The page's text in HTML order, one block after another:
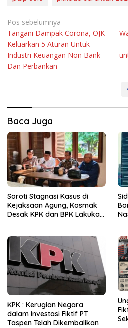
Navigasi
pos
Pos sebelumnya
Tangani Dampak Corona, OJK
Keluarkan 5 Aturan Untuk
Industri Keuangan Non Bank
Dan Perbankan
Baca Juga
Soroti Stagnasi Kasus di
Kejaksaan Agung, Kosmak
Desak KPK dan BPK Lakukan
KPK : Kerugian Negara
dalam Investasi Fiktif PT
Taspen Telah Dikembalikan